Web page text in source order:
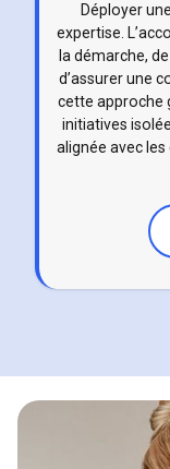
Déployer
expertise.
la démarche,
d’assurer une
cette approche
initiatives
alignée avec